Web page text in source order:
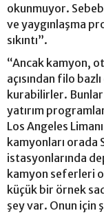
okunmuyor.
ve yaygınlaşma
sıkıntı”.
“Ancak kamyon,
açısından filo
kurabilirler.
yatırım
Los Angeles
kamyonları orada
istasyonlarında
kamyon seferleri o
küçük bir örnek
şey var. Onun